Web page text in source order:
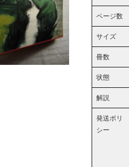
ページ数
サイズ
冊数
状態
解説
発送ポリ
シー